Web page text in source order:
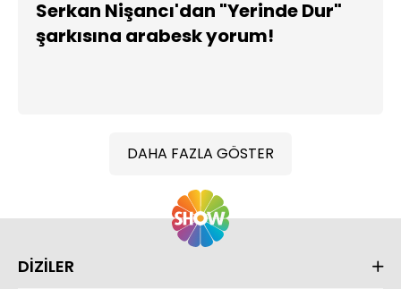
Serkan Nişancı'dan "Yerinde Dur"
şarkısına arabesk yorum!
DAHA FAZLA GÖSTER
DİZİLER